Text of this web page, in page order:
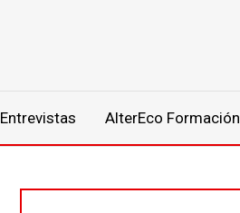
Entrevistas AlterEco Formación